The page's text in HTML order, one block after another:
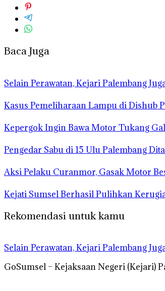
Baca Juga
Selain Perawatan, Kejari Palembang
Kasus Pemeliharaan Lampu di Dishub
Kepergok Ingin Bawa Motor Tukang
Pengedar Sabu di 15 Ulu Palembang
Aksi Pelaku Curanmor, Gasak Motor
Kejati Sumsel Berhasil Pulihkan
Rekomendasi untuk kamu
Selain Perawatan, Kejari Palembang
GoSumsel – Kejaksaan Negeri (Kejari)